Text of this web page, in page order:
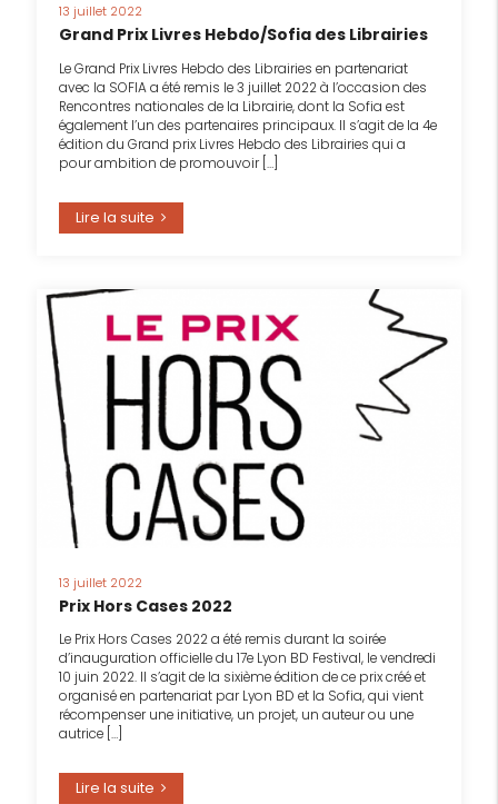
13 juillet 2022
Grand Prix Livres Hebdo/Sofia des Librairies
Le Grand Prix Livres Hebdo des Librairies en partenariat
avec la SOFIA a été remis le 3 juillet 2022 à l’occasion des
Rencontres nationales de la Librairie, dont la Sofia est
également l’un des partenaires principaux. Il s’agit de la 4e
édition du Grand prix Livres Hebdo des Librairies qui a
pour ambition de promouvoir […]
Lire la suite
13 juillet 2022
Prix Hors Cases 2022
Le Prix Hors Cases 2022 a été remis durant la soirée
d’inauguration officielle du 17e Lyon BD Festival, le vendredi
10 juin 2022. Il s’agit de la sixième édition de ce prix créé et
organisé en partenariat par Lyon BD et la Sofia, qui vient
récompenser une initiative, un projet, un auteur ou une
autrice […]
Lire la suite